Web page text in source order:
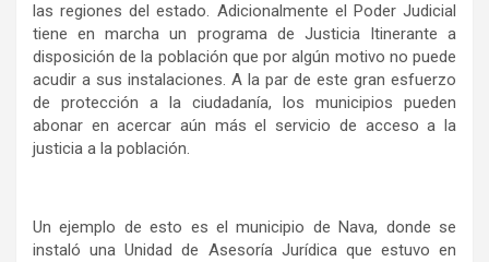
las regiones del estado. Adicionalmente el Poder Judicial
tiene en marcha un programa de Justicia Itinerante a
disposición de la población que por algún motivo no puede
acudir a sus instalaciones. A la par de este gran esfuerzo
de protección a la ciudadanía, los municipios pueden
abonar en acercar aún más el servicio de acceso a la
justicia a la población.
Un ejemplo de esto es el municipio de Nava, donde se
instaló una Unidad de Asesoría Jurídica que estuvo en